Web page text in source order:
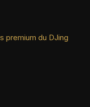
premium du DJing